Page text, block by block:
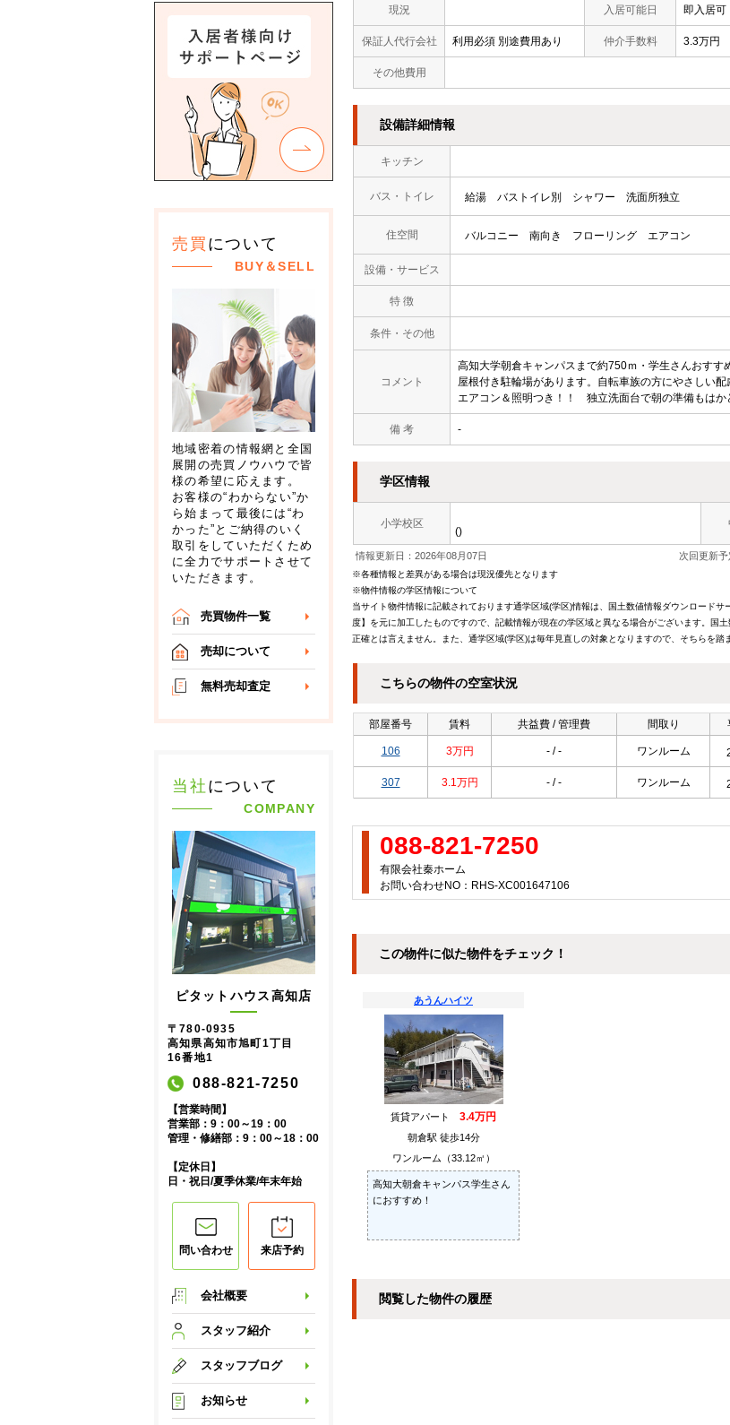
現況 入居可能日 即入居可
保証人代行会社 利用必須 別途費用あり 仲介手数料 3.3万円
その他費用
設備詳細情報
キッチン
バス・トイレ 給湯 バストイレ別 シャワー 洗面所独立
住空間 バルコニー 南向き フローリング エアコン
設備・サービス
特 徴
条件・その他
コメント
高知大学朝倉キャンパスまで約750ｍ・学生さんおすす
屋根付き駐輪場があります。自転車族の方にやさしい配
エアコン＆照明つき！！ 独立洗面台で朝の準備もはか
備 考 -
学区情報
小学校区
()
情報更新日：2026年08月07日 次回更新予
※各種情報と差異がある場合は現況優先となります
※物件情報の学区情報について
当サイト物件情報に記載されております通学区域(学区)情報は、国土数値情報ダウンロード
度】を元に加工したものですので、記載情報が現在の学区域と異なる場合がございます。国
正確とは言えません。また、通学区域(学区)は毎年見直しの対象となりますので、そちらを踏
こちらの物件の空室状況
部屋番号 賃料 共益費 / 管理費 間取り
106 3万円 - / - ワンルーム
307 3.1万円 - / - ワンルーム
088-821-7250
有限会社秦ホーム
お問い合わせNO：RHS-XC001647106
この物件に似た物件をチェック！
あうんハイツ
賃貸アパート 3.4万円
朝倉駅 徒歩14分
ワンルーム（33.12㎡）
高知大朝倉キャンパス学生さん
におすすめ！
閲覧した物件の履歴
売買 について
BUY＆SELL
地域密着の情報網と全国
展開の売買ノウハウで皆
様の希望に応えます。
お客様の“わからない”か
ら始まって最後には“わ
かった”とご納得のいく
取引をしていただくため
に全力でサポートさせて
いただきます。
売買物件一覧
売却について
無料売却査定
当社 について
COMPANY
ピタットハウス高知店
〒780-0935
高知県高知市旭町1丁目
16番地1
088-821-7250
【営業時間】
営業部：9：00～19：00
管理・修繕部：9：00～18：00
【定休日】
日・祝日/夏季休業/年末年始
問い合わせ 来店予約
会社概要
スタッフ紹介
スタッフブログ
お知らせ